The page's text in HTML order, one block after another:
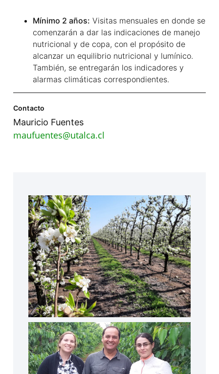
Mínimo 2 años: Visitas mensuales en donde se
comenzarán a dar las indicaciones de manejo
nutricional y de copa, con el propósito de
alcanzar un equilibrio nutricional y lumínico.
También, se entregarán los indicadores y
alarmas climáticas correspondientes.
Contacto
Mauricio Fuentes
maufuentes@utalca.cl